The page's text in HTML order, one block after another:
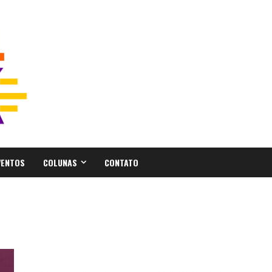
COLUNAS CONTATO